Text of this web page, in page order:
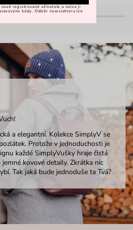
a elegantní. Kolekce SimplyV se
Protože v jednoduchosti je
každé SimplyVušky hraje čistá
kovové detaily. Zkrátka nic
Tak jaká bude jednoduše ta Tvá?
registrované uživatele a nelze ji
kódy. Odběr newsletteru lze